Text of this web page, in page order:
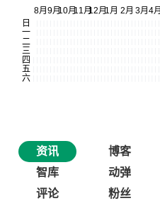
资讯 博客
智库
动弹
评论
粉丝